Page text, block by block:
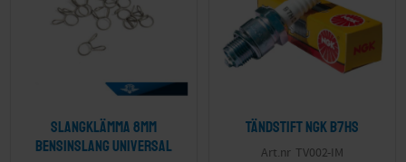
Slangklämma 8mm
bensinslang Universal
Tändstift NGK B7HS
TV002-IM